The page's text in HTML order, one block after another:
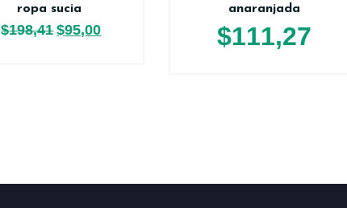
ropa sucia
$198,41 $95,00
anaranjada
$111,27